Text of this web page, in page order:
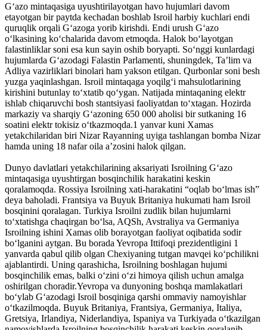
G‘azo mintaqasiga uyushtirilayotgan havo hujumlari davom
etayotgan bir paytda kechadan boshlab Isroil harbiy kuchlari endi
quruqlik orqali G‘azoga yorib kirishdi. Endi urush G‘azo
o‘lkasining ko‘chalarida davom etmoqda. Halok bo‘layotgan
falastinliklar soni esa kun sayin oshib boryapti. So‘nggi kunlardagi
hujumlarda G‘azodagi Falastin Parlamenti, shuningdek, Ta’lim va
Adliya vazirliklari binolari ham yakson etilgan. Qurbonlar soni besh
yuzga yaqinlashgan. Isroil mintaqaga yoqilg‘i mahsulotlarining
kirishini butunlay to‘xtatib qo‘ygan. Natijada mintaqaning elektr
ishlab chiqaruvchi bosh stantsiyasi faoliyatdan to‘xtagan. Hozirda
markaziy va sharqiy G‘azoning 650 000 aholisi bir sutkaning 16
soatini elektr tokisiz o‘tkazmoqda.1 yanvar kuni Xamas
yetakchilaridan biri Nizar Rayanning uyiga tashlangan bomba Nizar
hamda uning 18 nafar oila a’zosini halok qilgan.
Dunyo davlatlari yetakchilarining aksariyati Isroilning G‘azo
mintaqasiga uyushtirgan bosqinchilik harakatini keskin
qoralamoqda. Rossiya Isroilning xati-harakatini “oqlab bo‘lmas ish”
deya baholadi. Frantsiya va Buyuk Britaniya hukumati ham Isroil
bosqinini qoralagan. Turkiya Isroilni zudlik bilan hujumlarni
to‘xtatishga chaqirgan bo‘lsa, AQSh, Avstraliya va Germaniya
Isroilning ishini Xamas olib borayotgan faoliyat oqibatida sodir
bo‘lganini aytgan. Bu borada Yevropa Ittifoqi prezidentligini 1
yanvarda qabul qilib olgan Chexiyaning tutgan mavqei ko‘pchilikni
ajablantirdi. Uning qarashicha, Isroilning boshlagan hujumi
bosqinchilik emas, balki o‘zini o‘zi himoya qilish uchun amalga
oshirilgan choradir.Yevropa va dunyoning boshqa mamlakatlari
bo‘ylab G‘azodagi Isroil bosqiniga qarshi ommaviy namoyishlar
o‘tkazilmoqda. Buyuk Britaniya, Frantsiya, Germaniya, Italiya,
Gretsiya, Irlandiya, Niderlandiya, Ispaniya va Turkiyada o‘tkazilgan